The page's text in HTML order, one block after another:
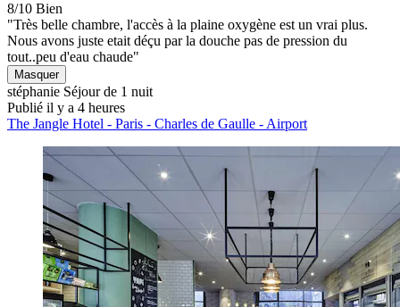
8/10 Bien
"Très belle chambre, l'accès à la plaine oxygène est un vrai plus.
Nous avons juste etait déçu par la douche pas de pression du
tout..peu d'eau chaude"
Masquer
stéphanie Séjour de 1 nuit
Publié il y a 4 heures
The Jangle Hotel - Paris - Charles de Gaulle - Airport